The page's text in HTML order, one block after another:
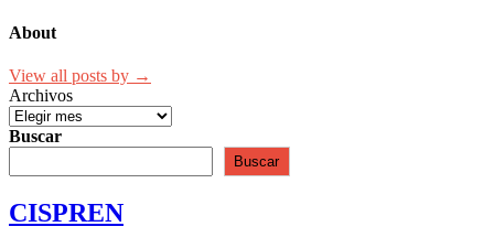
About
View all posts by →
Archivos
Buscar
Buscar
CISPREN